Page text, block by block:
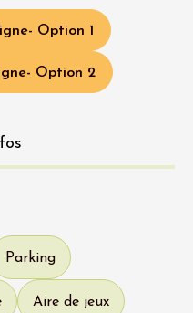
- Option 1
- Option 2
Parking
Aire de jeux